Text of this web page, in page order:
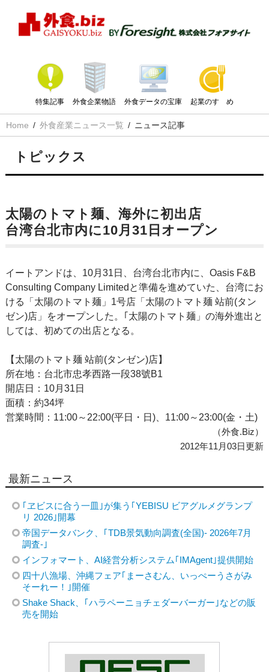
特集記事 外食企業物語 外食データの宝庫 起業のすゝめ
Home 外食産業ニュース一覧 ニュース記事
トピックス
太陽のトマト麺、海外に初出店
台湾台北市内に10月31日オープン
イートアンドは、10月31日、台湾台北市内に、Oasis F&B
Consulting Company Limitedと準備を進めていた、台湾にお
ける「太陽のトマト麺」1号店「太陽のトマト麺 站前(タン
ゼン)店」をオープンした。｢太陽のトマト麺」の海外進出と
しては、初めての出店となる。
【太陽のトマト麺 站前(タンゼン)店】
所在地：台北市忠孝西路一段38號B1
開店日：10月31日
面積：約34坪
営業時間：11:00～22:00(平日・日)、11:00～23:00(金・土)
（外食.Biz）
2012年11月03日更新
最新ニュース
｢ヱビスに合う一皿｣が集う｢YEBISU ビアグルメグランプ
リ 2026｣開幕
帝国データバンク、｢TDB景気動向調査(全国)- 2026年7月
調査-｣
インフォマート、AI経営分析システム｢IMAgent｣提供開始
四十八漁場、沖縄フェア｢まーさむん、いっぺーうさがみ
そーれー！｣開催
Shake Shack、｢ハラペーニョチェダーバーガー｣などの販
売を開始